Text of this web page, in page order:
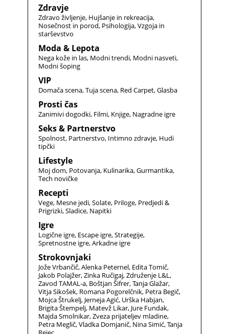
Zdravje
Zdravo življenje Hujšanje in rekreacija
Nosečnost in porod Psihologija Vzgoja in
starševstvo
Moda & Lepota
Nega kože in las Modni trendi Modni nasveti
Modni šoping
VIP
Domača scena Tuja scena Red Carpet Glasba
Prosti čas
Zanimivi dogodki Filmi Knjige Nagradne igre
Seks & Partnerstvo
Spolnost Partnerstvo Intimno zdravje Hudi
tipčki
Lifestyle
Moj dom Potovanja Kulinarika Gurmantika
Tech novičke
Recepti
Vege Mesne jedi Solate Priloge Predjedi &
Prigrizki Sladice Napitki
Igre
Logične igre Escape igre Strategije
Spretnostne igre Arkadne igre
Strokovnjaki
Jože Vrbančič Alenka Peternel Edita Tomič
Jakob Polajžer Zinka Ručigaj Združenje L&L
Zavod TAMAL-a Boštjan Šifrer Tanja Glažar
Vitja Sikošek Romana Pogorelčnik Petra Begič
Mojca Štrukelj Jerneja Agić Urška Habjan
Brigita Štempelj Matevž Likar Jure Fundak
Majda Smolnikar Zveza prijateljev mladine
Petra Meglič Vladka Domjanič Nina Simić Tanja